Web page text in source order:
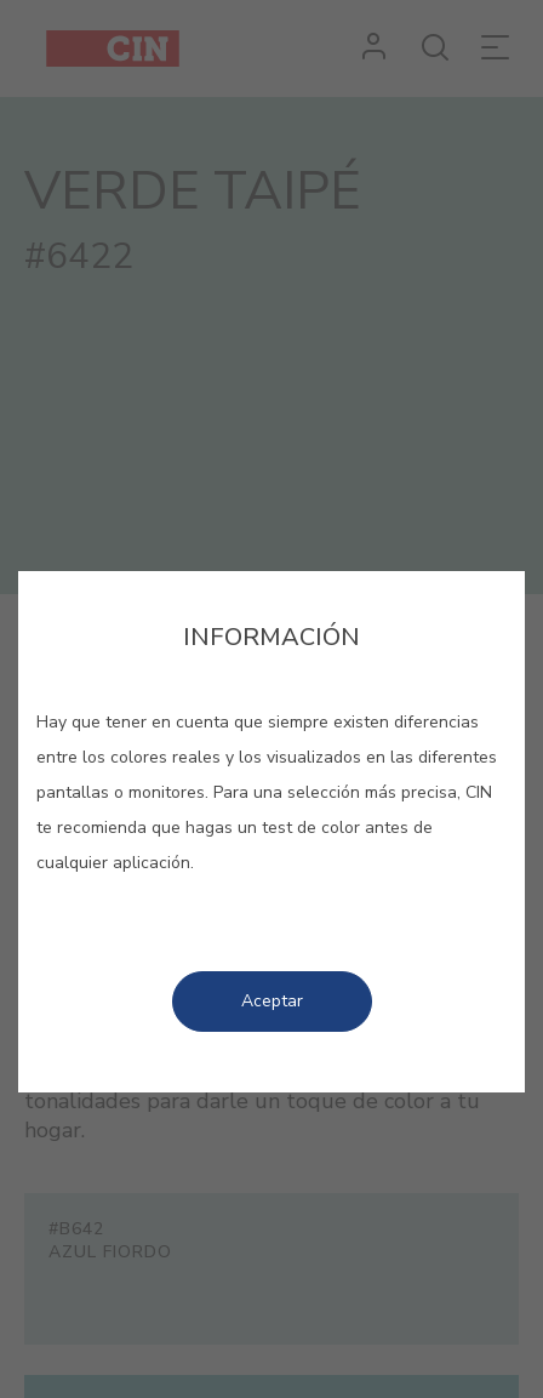
VERDE TAIPÉ
#6422
LANG_CINAPP_BUY_ONLINE
GUARDAR
Frescos y atrevidos, los turquesas nos transportan
al mar y las olas para hacernos olvidar todos
tonalidades para darle un toque de color a tu
hogar.
#B642
AZUL FIORDO
INFORMACIÓN
Hay que tener en cuenta que siempre existen diferencias
entre los colores reales y los visualizados en las diferentes
pantallas o monitores. Para una selección más precisa, CIN
te recomienda que hagas un test de color antes de
cualquier aplicación.
Aceptar